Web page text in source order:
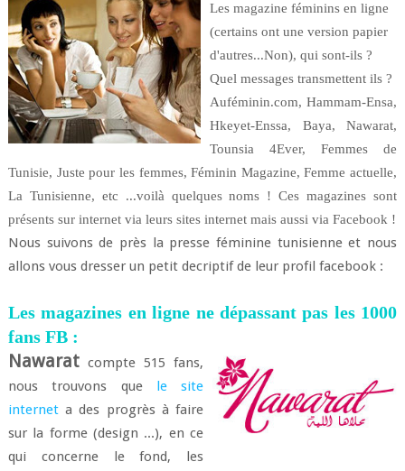
Les magazine féminins en ligne
(certains ont une version papier
d'autres...Non), qui sont-ils ?
Quel messages transmettent ils ?
Auféminin.com, Hammam-Ensa,
Hkeyet-Enssa, Baya, Nawarat,
Tounsia 4Ever, Femmes de
Tunisie, Juste pour les femmes, Féminin Magazine, Femme actuelle,
La Tunisienne, etc ...voilà quelques noms ! Ces magazines sont
présents sur internet via leurs sites internet mais aussi via Facebook !
Nous suivons de près la presse féminine tunisienne et nous
allons vous dresser un petit decriptif de leur profil facebook :
Les magazines en ligne ne dépassant pas les 1000
fans FB :
Nawaratcompte 515 fans,
nous trouvons que le site
interneta des progrès à faire
sur la forme (design ...), en ce
qui concerne le fond, les